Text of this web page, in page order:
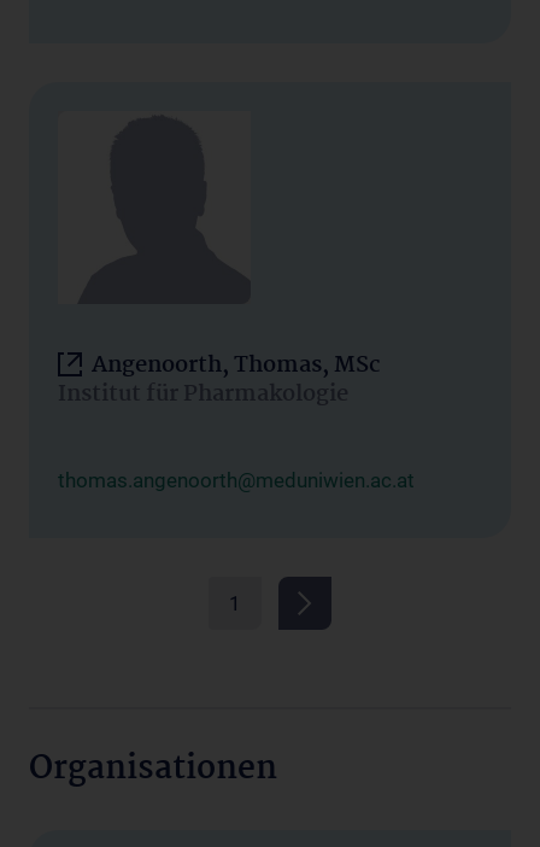
Angenoorth, Thomas, MSc
Institut für Pharmakologie
thomas.angenoorth@meduniwien.ac.at
1
Organisationen